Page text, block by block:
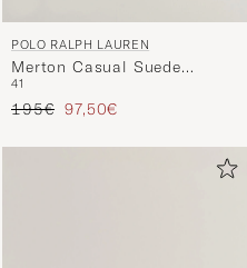
POLO RALPH LAUREN
Merton Casual Suede
Loafers Dark Brown
41
Regulärer Preis
195€ Reduzierter Preis
97,50€